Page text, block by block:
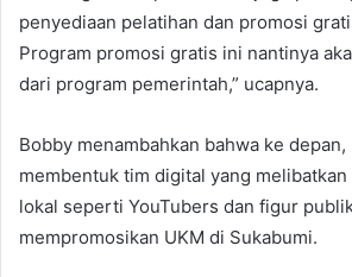
penyediaan pelatihan dan promosi
Program promosi gratis ini nantinya
dari program pemerintah,” ucapnya.
Bobby menambahkan bahwa ke
membentuk tim digital yang
lokal seperti YouTubers dan figur
mempromosikan UKM di Sukabumi.